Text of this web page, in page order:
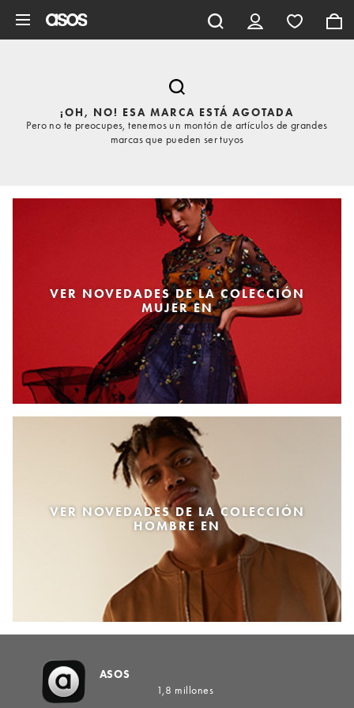
¡OH, NO! ESA MARCA ESTÁ AGOTADA
Pero no te preocupes, tenemos un montón de artículos de grandes
marcas que pueden ser tuyos
VER NOVEDADES DE LA COLECCIÓN
MUJER EN
VER NOVEDADES DE LA COLECCIÓN
HOMBRE EN
ASOS
1,8 millones